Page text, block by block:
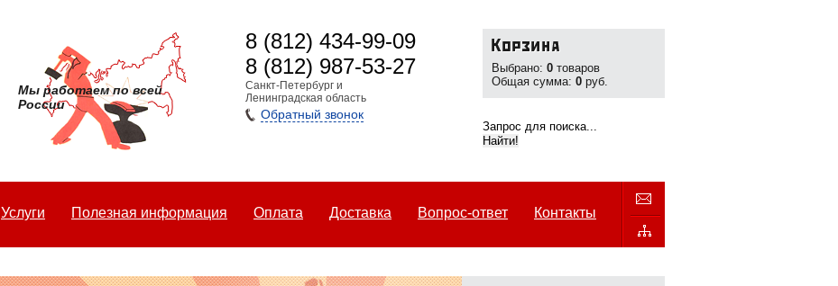
Мы работаем по всей
России
8 (812) 434-99-09
8 (812) 987-53-27
Санкт-Петербург и
Ленинградская область
Обратный звонок
Выбрано: 0 товаров
Общая сумма: 0 руб.
Услуги Полезная информация Оплата Доставка Вопрос-ответ Контакты